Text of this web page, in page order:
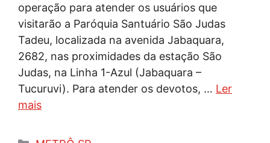
operação para atender os usuários que
visitarão a Paróquia Santuário São Judas
Tadeu, localizada na avenida Jabaquara,
2682, nas proximidades da estação São
Judas, na Linha 1-Azul (Jabaquara –
Tucuruvi). Para atender os devotos, … Ler
mais